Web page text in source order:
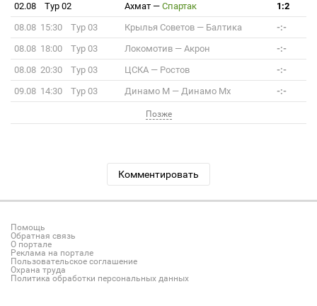
02.08 Тур 02 Ахмат — Спартак
1:2
08.08 15:30 Тур 03 Крылья Советов — Балтика
-:-
08.08 18:00 Тур 03 Локомотив — Акрон
-:-
08.08 20:30 Тур 03 ЦСКА — Ростов
-:-
09.08 14:30 Тур 03 Динамо М — Динамо Мх -:-
Позже
Комментировать
Помощь
Обратная связь
О портале
Реклама на портале
Пользовательское соглашение
Охрана труда
Политика обработки персональных данных